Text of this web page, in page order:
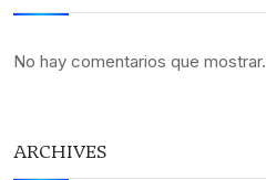
No hay comentarios que mostrar.
ARCHIVES